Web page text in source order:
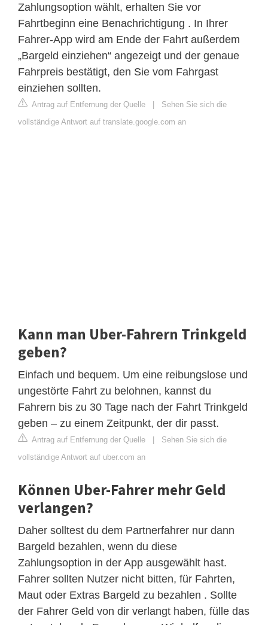
Zahlungsoption wählt, erhalten Sie vor
Fahrtbeginn eine Benachrichtigung . In Ihrer
Fahrer-App wird am Ende der Fahrt außerdem
„Bargeld einziehen“ angezeigt und der genaue
Fahrpreis bestätigt, den Sie vom Fahrgast
einziehen sollten.
Antrag auf Entfernung der Quelle
Sehen Sie sich die
vollständige Antwort auf translate.google.com an
Kann man Uber-Fahrern Trinkgeld
geben?
Einfach und bequem. Um eine reibungslose und
ungestörte Fahrt zu belohnen, kannst du
Fahrern bis zu 30 Tage nach der Fahrt Trinkgeld
geben – zu einem Zeitpunkt, der dir passt.
Antrag auf Entfernung der Quelle
Sehen Sie sich die
vollständige Antwort auf uber.com an
Können Uber-Fahrer mehr Geld
verlangen?
Daher solltest du dem Partnerfahrer nur dann
Bargeld bezahlen, wenn du diese
Zahlungsoption in der App ausgewählt hast.
Fahrer sollten Nutzer nicht bitten, für Fahrten,
Maut oder Extras Bargeld zu bezahlen . Sollte
der Fahrer Geld von dir verlangt haben, fülle das